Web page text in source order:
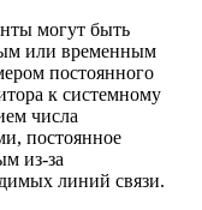
могут быть
или временным
постоянного
к системному
числа
постоянное
из-за
линий связи.